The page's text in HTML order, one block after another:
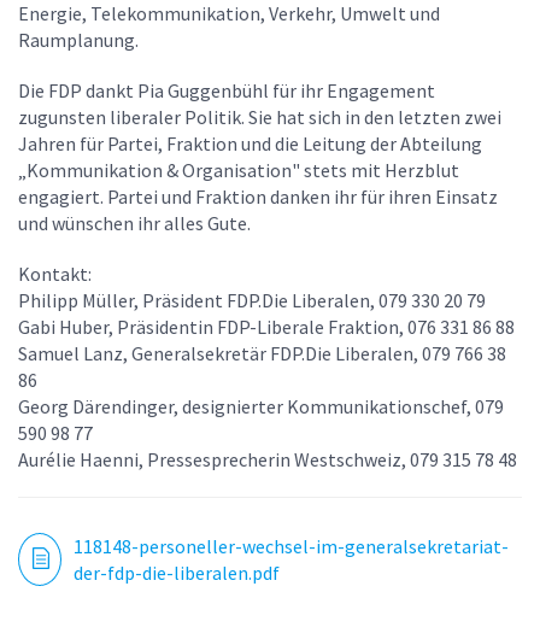
Energie, Telekommunikation, Verkehr, Umwelt und
Raumplanung.
Die FDP dankt Pia Guggenbühl für ihr Engagement
zugunsten liberaler Politik. Sie hat sich in den letzten zwei
Jahren für Partei, Fraktion und die Leitung der Abteilung
„Kommunikation & Organisation" stets mit Herzblut
engagiert. Partei und Fraktion danken ihr für ihren Einsatz
und wünschen ihr alles Gute.
Kontakt:
Philipp Müller, Präsident FDP.Die Liberalen, 079 330 20 79
Gabi Huber, Präsidentin FDP-Liberale Fraktion, 076 331 86 88
Samuel Lanz, Generalsekretär FDP.Die Liberalen, 079 766 38
86
Georg Därendinger, designierter Kommunikationschef, 079
590 98 77
Aurélie Haenni, Pressesprecherin Westschweiz, 079 315 78 48
118148-personeller-wechsel-im-generalsekretariat-
der-fdp-die-liberalen.pdf